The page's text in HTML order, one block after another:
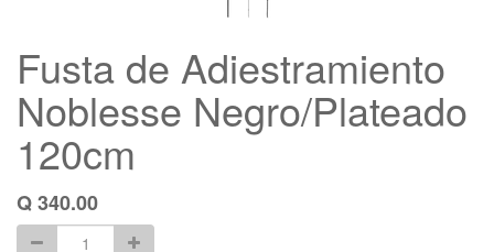
Fusta de Adiestramiento
Noblesse Negro/Plateado
120cm
Q340.00